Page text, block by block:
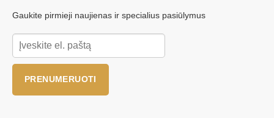
Gaukite pirmieji naujienas ir specialius pasiūlymus
PRENUMERUOTI